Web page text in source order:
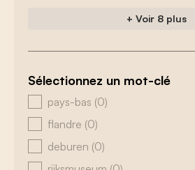
+ Voir 8 plus
Sélectionnez un mot-clé
zoeken - tags
pays-bas (0)
flandre (0)
deburen (0)